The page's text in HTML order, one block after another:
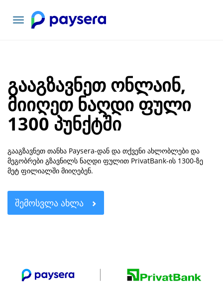
ნავიგაციის
გადართვა
გააგზავნეთ ონლაინ,
მიიღეთ ნაღდი ფული
1300 პუნქტში
გააგზავნეთ თანხა Paysera-დან და თქვენი ახლობლები და
მეგობრები გზავნილს ნაღდი ფულით PrivatBank-ის 1300-ზე
მეტ ფილიალში მიიღებენ.
ᲨᲔᲛᲝᲡᲕᲚᲐ ᲐᲮᲚᲐ